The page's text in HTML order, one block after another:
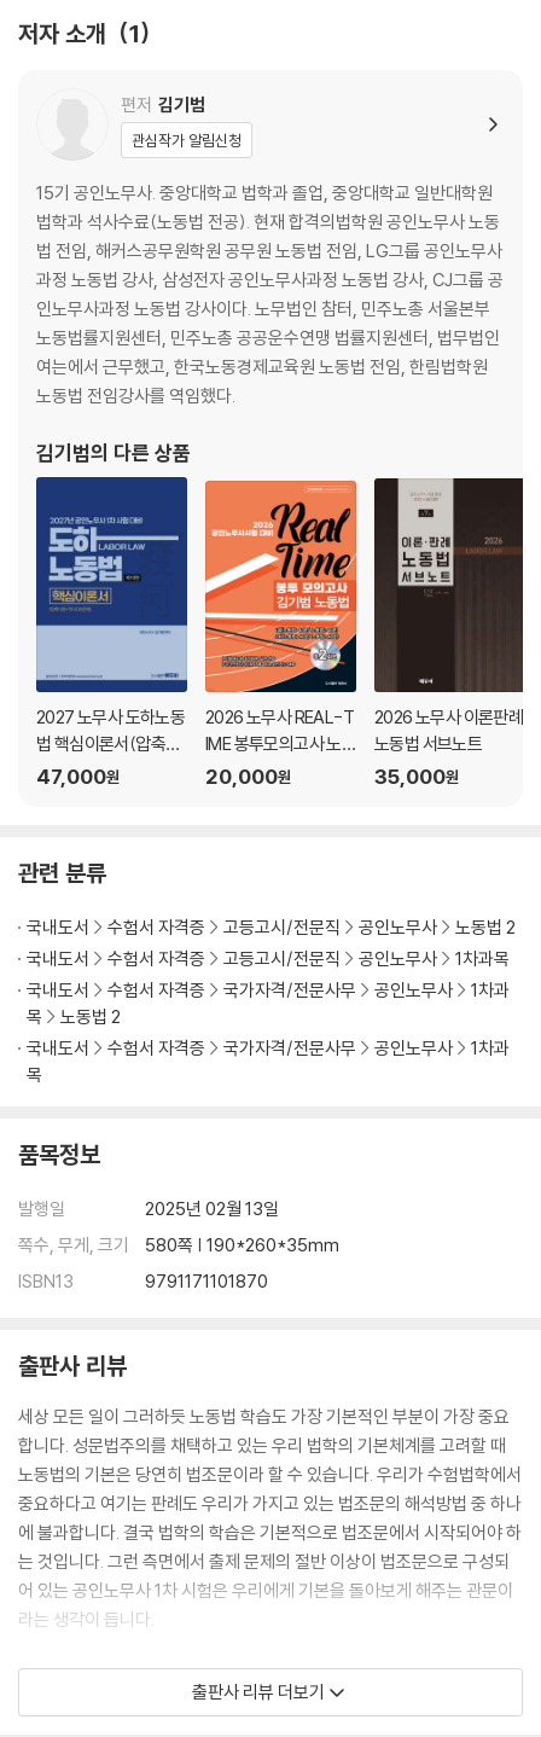
제7장 부당노동행위
Part03 부속법령
제1장 공무원의 노동조합 설립 및 운영 등에 관한 법률
제2장 교원의 노동조합 설립 및 운영 등에 관한 법률
제3장 노동위원회법
제4장 근로자참여 및 협력증진에 관한 법률
저자 소개 1
편저 김기범
관심작가 알림신청
15기 공인노무사. 중앙대학교 법학과 졸업, 중앙대학교 일반대학원
법학과 석사수료(노동법 전공). 현재 합격의법학원 공인노무사 노동
법 전임, 해커스공무원학원 공무원 노동법 전임, LG그룹 공인노무사
과정 노동법 강사, 삼성전자 공인노무사과정 노동법 강사, CJ그룹 공
인노무사과정 노동법 강사이다. 노무법인 참터, 민주노총 서울본부
노동법률지원센터, 민주노총 공공운수연맹 법률지원센터, 법무법인
여는에서 근무했고, 한국노동경제교육원 노동법 전임, 한림법학원
노동법 전임강사를 역임했다.
김기범의 다른 상품
2027 노무사 도하노동
법 핵심이론서(압축이
론+약식OX문제)
47,000원
2026 노무사 REAL-T
IME 봉투모의고사 노
동법 김기범
20,000원
2026 노무사 이론판례
노동법 서브노트
35,000원
관련 분류
국내도서 수험서 자격증 고등고시/전문직 공인노무사
노동법 2
국내도서
수험서 자격증 고등고시/전문직 공인노무사
1차과목
국내도서
수험서 자격증 국가자격/전문사무 공인노무사
1차과
목
노동법 2
국내도서
수험서 자격증 국가자격/전문사무 공인노무사
1차과
목
품목정보
발행일
2025년 02월 13일
쪽수, 무게, 크기
580쪽 | 190*260*35mm
ISBN13
9791171101870
출판사 리뷰
세상 모든 일이 그러하듯 노동법 학습도 가장 기본적인 부분이 가장 중요
합니다. 성문법주의를 채택하고 있는 우리 법학의 기본체계를 고려할 때
노동법의 기본은 당연히 법조문이라 할 수 있습니다. 우리가 수험법학에서
중요하다고 여기는 판례도 우리가 가지고 있는 법조문의 해석방법 중 하나
에 불과합니다. 결국 법학의 학습은 기본적으로 법조문에서 시작되어야 하
는 것입니다. 그런 측면에서 출제 문제의 절반 이상이 법조문으로 구성되
어 있는 공인노무사 1차 시험은 우리에게 기본을 돌아보게 해주는 관문이
라는 생각이 듭니다.
공인노무사 1차 시험 대비용으로 집필된 본 교재의 특징은 다음과 같습니
출판사 리뷰 더보기